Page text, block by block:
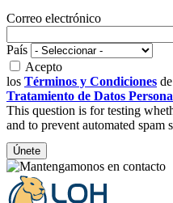
Correo electrónico
País
Acepto
los Términos y Condiciones
Tratamiento de Datos
This question is for testing
and to prevent automated spam